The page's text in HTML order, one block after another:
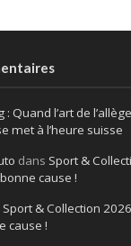
: Quand l’art de
met à l’heure suisse
dans Sport &
cause !
Sport & Collection
cause !